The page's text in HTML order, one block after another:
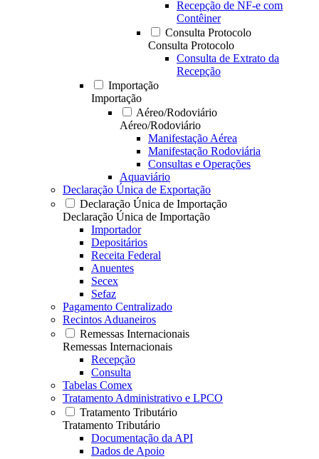
Recepção de NF-e com
Contêiner
Consulta Protocolo
Consulta Protocolo
Consulta de Extrato da
Recepção
Importação
Importação
Aéreo/Rodoviário
Aéreo/Rodoviário
Manifestação Aérea
Manifestação Rodoviária
Consultas e Operações
Aquaviário
Declaração Única de Exportação
Declaração Única de Importação
Declaração Única de Importação
Importador
Depositários
Receita Federal
Anuentes
Secex
Sefaz
Pagamento Centralizado
Recintos Aduaneiros
Remessas Internacionais
Remessas Internacionais
Recepção
Consulta
Tabelas Comex
Tratamento Administrativo e LPCO
Tratamento Tributário
Tratamento Tributário
Documentação da API
Dados de Apoio